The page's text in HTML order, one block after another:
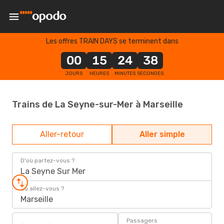
Les offres TRAIN DAYS se terminent dans
00
JOURS
15
HEURES
24
MINUTES
38
SECONDES
Trains de La Seyne-sur-Mer à Marseille
Aller-retour Aller simple
D'où partez-vous ?
La Seyne Sur Mer
Où allez-vous ?
Marseille
Passagers